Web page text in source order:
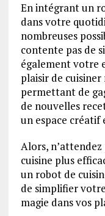
En intégrant un
dans votre
nombreuses
contente pas de
également votre
plaisir de
permettant de
de nouvelles
un espace créatif
Alors,
cuisine plus
un robot de
de simplifier
magie dans vos